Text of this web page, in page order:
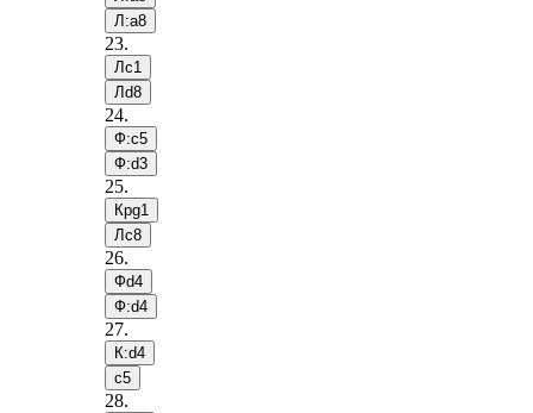
Л:a8
23.
Лc1
Лd8
24.
Ф:c5
Ф:d3
25.
Крg1
Лc8
26.
Фd4
Ф:d4
27.
К:d4
c5
28.